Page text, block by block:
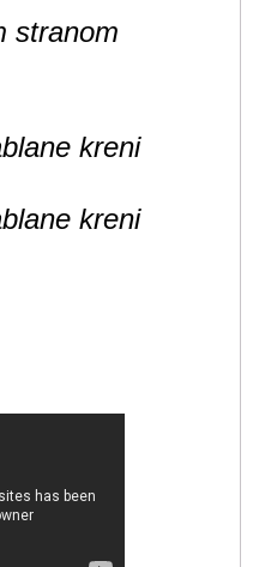
stranom
kreni
kreni